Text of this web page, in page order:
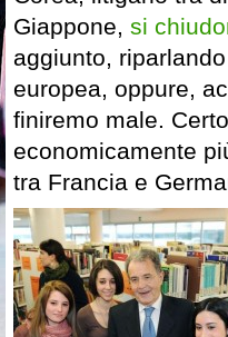
Giappone, si
aggiunto,
europea, oppure,
finiremo male.
economicamente
tra Francia e